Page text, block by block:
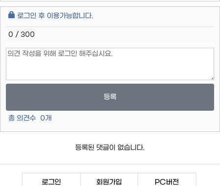
로그인 후 이용가능합니다.
0 / 300
등록
총 의견수 0개
등록된 댓글이 없습니다.
로그인 회원가입 PC버전